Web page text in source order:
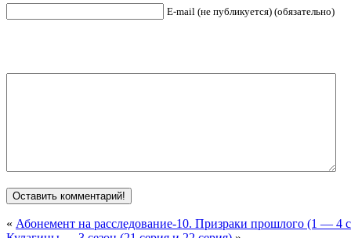
E-mail (не публикуется) (обязательно)
« Абонемент на расследование-10. Призраки прошлого (1 — 4